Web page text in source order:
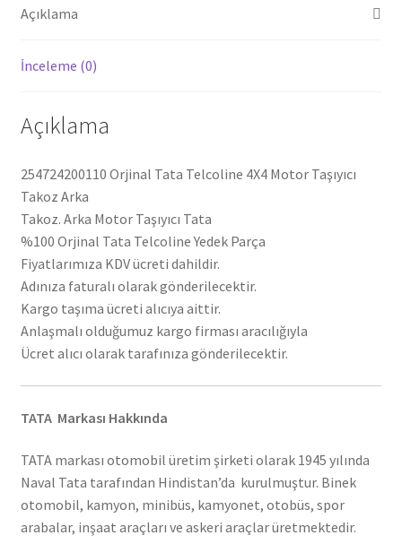
Açıklama
İnceleme (0)
Açıklama
254724200110 Orjinal Tata Telcoline 4X4 Motor Taşıyıcı
Takoz Arka
Takoz. Arka Motor Taşıyıcı Tata
%100 Orjinal Tata Telcoline Yedek Parça
Fiyatlarımıza KDV ücreti dahildir.
Adınıza faturalı olarak gönderilecektir.
Kargo taşıma ücreti alıcıya aittir.
Anlaşmalı olduğumuz kargo firması aracılığıyla
Ücret alıcı olarak tarafınıza gönderilecektir.
TATA Markası Hakkında
TATA markası otomobil üretim şirketi olarak 1945 yılında
Naval Tata tarafından Hindistan’da kurulmuştur. Binek
otomobil, kamyon, minibüs, kamyonet, otobüs, spor
arabalar, inşaat araçları ve askeri araçlar üretmektedir.